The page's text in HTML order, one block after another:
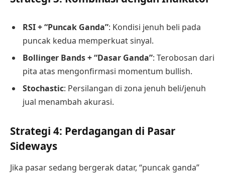
RSI + “Puncak Ganda”: Kondisi jenuh beli pada
puncak kedua memperkuat sinyal.
Bollinger Bands + “Dasar Ganda”: Terobosan dari
pita atas mengonfirmasi momentum bullish.
Stochastic: Persilangan di zona jenuh beli/jenuh
jual menambah akurasi.
Strategi 4: Perdagangan di Pasar
Sideways
Jika pasar sedang bergerak datar, “puncak ganda”